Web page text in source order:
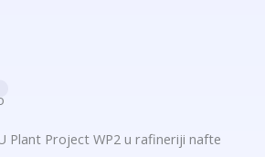
Plant Project WP2 u rafineriji nafte